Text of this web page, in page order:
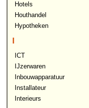
Hotels
Houthandel
Hypotheken
I
ICT
IJzerwaren
Inbouwapparatuur
Installateur
Interieurs